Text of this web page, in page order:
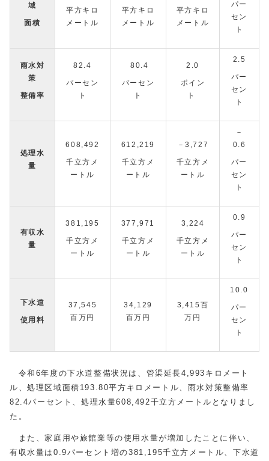
域
面積
平方キロ
メートル
平方キロ
メートル
平方キロ
メートル
パー
セン
ト
雨水対
策
整備率
82.4
パーセン
ト
80.4
パーセン
ト
2.0
ポイン
ト
2.5
パー
セン
ト
処理水
量
608,492
千立方メ
ートル
612,219
千立方メ
ートル
－3,727
千立方メ
ートル
－
0.6
パー
セン
ト
有収水
量
381,195
千立方メ
ートル
377,971
千立方メ
ートル
3,224
千立方メ
ートル
0.9
パー
セン
ト
下水道
使用料
37,545
百万円
34,129
百万円
3,415百
万円
10.0
パー
セン
ト
令和6年度の下水道整備状況は、管渠延長4,993キロメート
ル、処理区域面積193.80平方キロメートル、雨水対策整備率
82.4パーセント、処理水量608,492千立方メートルとなりまし
た。
また、家庭用や旅館業等の使用水量が増加したことに伴い、
有収水量は0.9パーセント増の381,195千立方メートル、下水道